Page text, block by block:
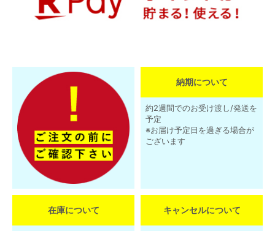
納期について
約2週間でのお受け渡し/発送を
予定
※お届け予定日を過ぎる場合が
ございます
在庫について キャンセルについて